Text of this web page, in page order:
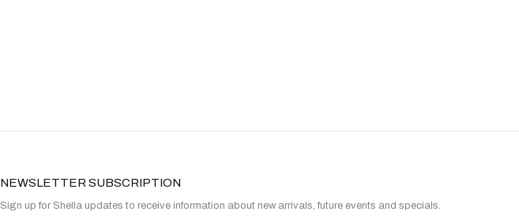
NEWSLETTER SUBSCRIPTION
Sign up for Shella updates to receive information about new arrivals, future events and specials.